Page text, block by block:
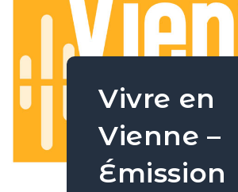
Vivre en
Vienne –
Émission